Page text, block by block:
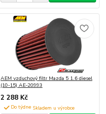
AEM vzduchový filtr Mazda 5 1.6 diesel
(10-15) AE-20993
2 288 Kč
Do týdne